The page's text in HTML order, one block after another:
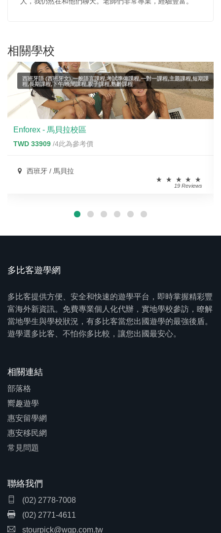
相關學校
西班牙語 (西班牙文),一般語言課程,考試準備課程,一對一課程,主題課程,短期課
程,長期課程,下午/晚間課程,親子課程,熟齡課程
Enforex - 馬貝拉校區
TWD 33909 /4此為參考價
西班牙 / 馬貝拉
19 Reviews
多比客遊學網
多比客提供方便、安全和快速的遊學平台，即時掌握精彩豐
富海外新資訊。免費專業個人化代辦，實地學校參訪，瞭解
當地學生與學校狀況，有多比客當您出國遊學的最強後盾。
遊學選多比客、不怕你多比較，讓您出國最安心。
相關連結
部落格
嚮趣遊學
惠安留學網
惠安移民網
常見問題
聯絡我們
(02) 2778-7008
(02) 2771-4611
stourpick@wgp.com.tw